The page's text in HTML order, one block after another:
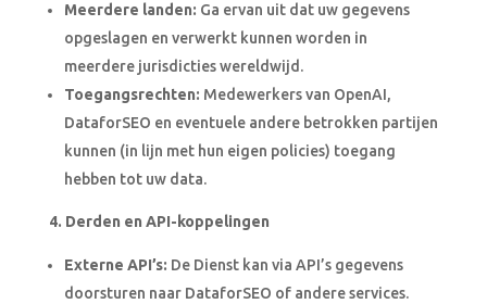
Meerdere landen: Ga ervan uit dat uw gegevens
opgeslagen en verwerkt kunnen worden in
meerdere jurisdicties wereldwijd.
Toegangsrechten: Medewerkers van OpenAI,
DataforSEO en eventuele andere betrokken partijen
kunnen (in lijn met hun eigen policies) toegang
hebben tot uw data.
4. Derden en API-koppelingen
Externe API’s: De Dienst kan via API’s gegevens
doorsturen naar DataforSEO of andere services.